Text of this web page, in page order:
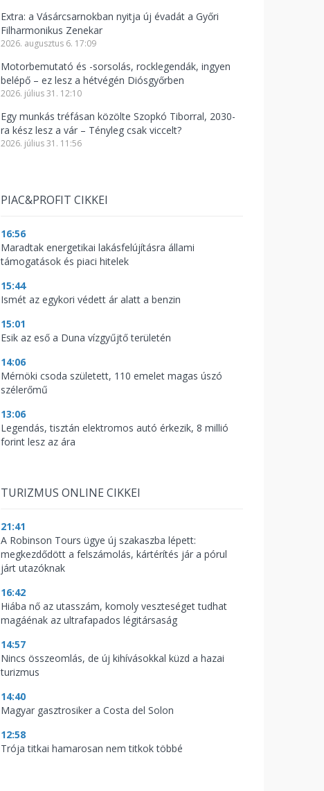
Extra: a Vásárcsarnokban nyitja új évadát a Győri
Filharmonikus Zenekar
2026. augusztus 6. 17:09
Motorbemutató és -sorsolás, rocklegendák, ingyen
belépő – ez lesz a hétvégén Diósgyőrben
2026. július 31. 12:10
Egy munkás tréfásan közölte Szopkó Tiborral, 2030-
ra kész lesz a vár – Tényleg csak viccelt?
2026. július 31. 11:56
PIAC&PROFIT CIKKEI
16:56
Maradtak energetikai lakásfelújításra állami
támogatások és piaci hitelek
15:44
Ismét az egykori védett ár alatt a benzin
15:01
Esik az eső a Duna vízgyűjtő területén
14:06
Mérnöki csoda született, 110 emelet magas úszó
szélerőmű
13:06
Legendás, tisztán elektromos autó érkezik, 8 millió
forint lesz az ára
TURIZMUS ONLINE CIKKEI
21:41
A Robinson Tours ügye új szakaszba lépett:
megkezdődött a felszámolás, kártérítés jár a pórul
járt utazóknak
16:42
Hiába nő az utasszám, komoly veszteséget tudhat
magáénak az ultrafapados légitársaság
14:57
Nincs összeomlás, de új kihívásokkal küzd a hazai
turizmus
14:40
Magyar gasztrosiker a Costa del Solon
12:58
Trója titkai hamarosan nem titkok többé